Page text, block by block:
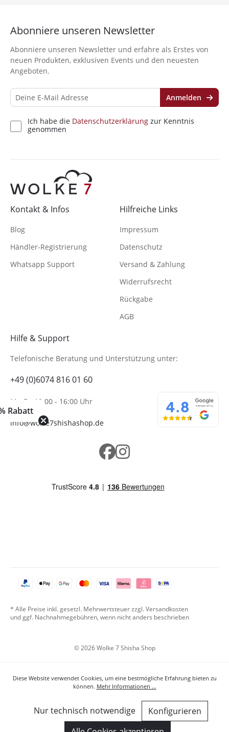
Kenntnis genommen
Rabatt
Hilfe & Support
Telefonische Beratung und Unterstützung unter:
+49 (0)6074 816 01 60
Mo-Fr. 10:00 - 16:00 Uhr
info@wolke7shishashop.de
Kontakt & Infos
Blog
Händler-Registrierung
Whatsapp Support
Hilfreiche Links
Impressum
Datenschutz
Versand & Zahlung
Widerrufsrecht
Rückgabe
AGB
Abonniere unseren Newsletter
Abonniere unseren Newsletter und erfahre als Erstes von
neuen Produkten, exklusiven Events und den neuesten
Angeboten.
Ich habe die Datenschutzerklärung zur Kenntnis
genommen
Anmelden
© 2026 Wolke 7 Shisha Shop
* Alle Preise inkl. gesetzl. Mehrwertsteuer zzgl. Versandkosten
und ggf. Nachnahmegebühren, wenn nicht anders beschrieben
Diese Website verwendet Cookies, um eine bestmögliche Erfahrung bieten zu
können. Mehr Informationen ...
Nur technisch notwendige
Konfigurieren